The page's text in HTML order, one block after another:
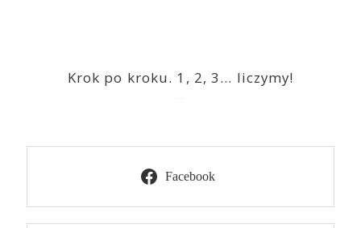
Krok po kroku. 1, 2, 3… liczymy!
Facebook